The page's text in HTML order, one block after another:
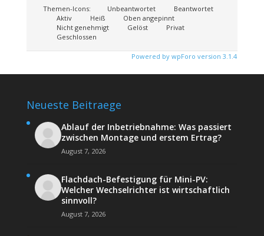
Themen-Icons:
Unbeantwortet
Beantwortet
Aktiv
Heiß
Oben angepinnt
Nicht genehmigt
Gelöst
Privat
Geschlossen
Powered by wpForo version 3.1.4
Neueste Beitraege
Ablauf der Inbetriebnahme: Was passiert
zwischen Montage und erstem Ertrag?
August 7, 2026
Flachdach-Befestigung für Mini-PV:
Welcher Wechselrichter ist wirtschaftlich
sinnvoll?
August 7, 2026